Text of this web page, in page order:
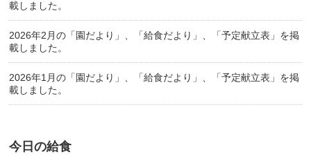
載しました。
2026年2月の「園だより」、「給食だより」、「予定献立表」を掲
載しました。
2026年1月の「園だより」、「給食だより」、「予定献立表」を掲
載しました。
今日の給食